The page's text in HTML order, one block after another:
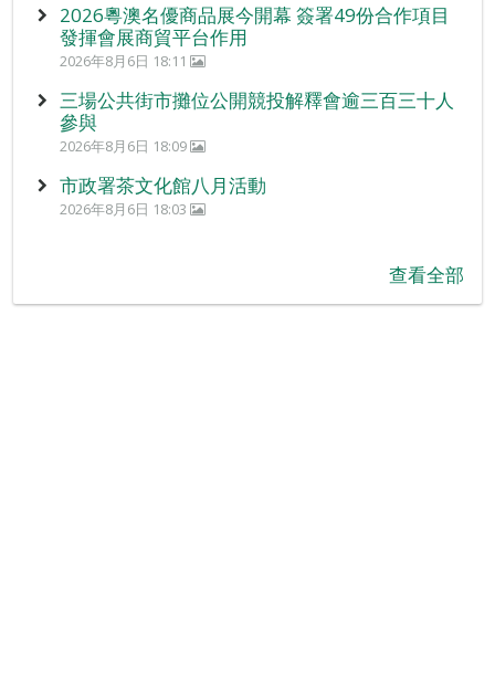
2026粵澳名優商品展今開幕 簽署49份合作項目
發揮會展商貿平台作用
2026年8月6日 18:11
三場公共街市攤位公開競投解釋會逾三百三十人
參與
2026年8月6日 18:09
市政署茶文化館八月活動
2026年8月6日 18:03
查看全部